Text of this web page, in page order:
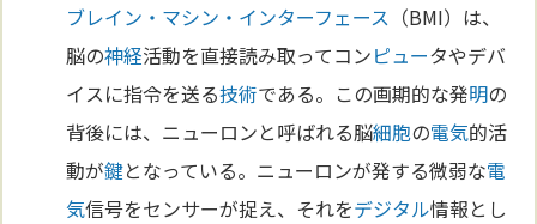
ブレイン・マシン・インターフェース （BMI）は、
脳の神経活動を直接読み取ってコンピュータやデバ
イスに指令を送る技術である。この画期的な発明の
背後には、ニューロンと呼ばれる脳細胞の電気的活
動が鍵となっている。ニューロンが発する微弱な電
気信号をセンサーが捉え、それをデジタル情報とし